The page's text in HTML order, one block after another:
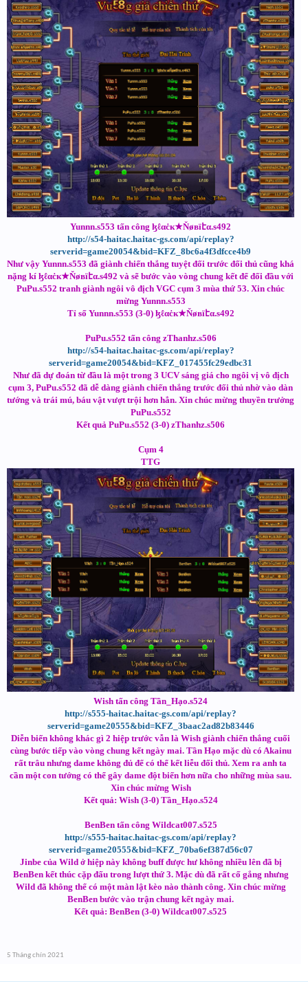
Yunnn.s553 tấn công ɮℓαċк★Ňøвїէα.s492
http://s54-haitac.haitac-gs.com/api/replay?
serverid=game20054&bid=KFZ_8bc6a4f3dfcce4b9
Như vậy Yunnn.s553 đã giành chiến thắng tuyệt đối trước đối thủ cũng khá
nặng kí ɮℓαċк★Ňøвїէα.s492 và sẽ bước vào vòng chung kết để đối đầu với
PuPu.s552 tranh giành ngôi vô địch VGC cụm 3 mùa thứ 53. Xin chúc
mừng Yunnn.s553
Tỉ số Yunnn.s553 (3-0) ɮℓαċк★Ňøвїէα.s492
PuPu.s552 tấn công zThanhz.s506
http://s54-haitac.haitac-gs.com/api/replay?
serverid=game20054&bid=KFZ_017455fc29edbc31
Như đã dự đoán từ đầu là một trong 3 UCV sáng giá cho ngôi vị vô địch
cụm 3, PuPu.s552 đã dễ dàng giành chiến thắng trước đối thủ nhờ vào dàn
tướng và trái mú, báu vật vượt trội hơn hẳn. Xin chúc mừng thuyền trưởng
PuPu.s552
Kết quả PuPu.s552 (3-0) zThanhz.s506
Cụm 4
TTG
Wish tấn công Tần_Hạo.s524
http://s555-haitac.haitac-gs.com/api/replay?
serverid=game20555&bid=KFZ_3baac2ad82b83446
Diễn biến không khác gì 2 hiệp trước vẫn là Wish giành chiến thắng cuối
cùng bước tiếp vào vòng chung kết ngày mai. Tần Hạo mặc dù có Akainu
rất trâu nhưng dame không đủ để có thể kết liễu đối thủ. Xem ra anh ta
cần một con tướng có thể gây dame đột biến hơn nữa cho những mùa sau.
Xin chúc mừng Wish
Kết quả: Wish (3-0) Tần_Hạo.s524
BenBen tấn công Wildcat007.s525
http://s555-haitac.haitac-gs.com/api/replay?
serverid=game20555&bid=KFZ_70ba6ef387d56c07
Jinbe của Wild ở hiệp này không buff được hư không nhiều lên đã bị
BenBen kết thúc cặp đấu trong lượt thứ 3. Mặc dù đã rất cố gắng nhưng
Wild đã không thể có một màn lật kèo nào thành công. Xin chúc mừng
BenBen bước vào trận chung kết ngày mai.
Kết quả: BenBen (3-0) Wildcat007.s525
5 Tháng chín 2021